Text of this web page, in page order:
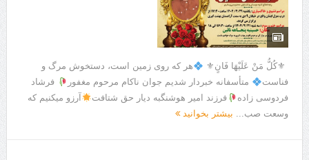
‍ ⚜كُلُّ مَنْ عَلَيْهَا فَانٍ⚜
هر که روی زمین است، دستخوش مرگ و
فناست
متأسفانه خبردار شدیم جوان ناکام مرحوم مغفور
فرشاد
فردوسی زاده
فرزند امیر هوشنگبه دیار حق شتافت
آرزو میکنیم که
وسعت صب... بیشتر بخوانید